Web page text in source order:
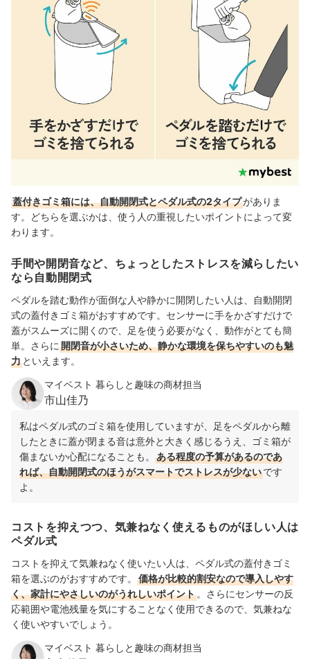
蓋付きゴミ箱には、自動開閉式とペダル式の2タイプがありま
す。どちらを選ぶかは、使う人の重視したいポイントによって変
わります。
手間や開閉音など、ちょっとしたストレスを減らしたい
なら自動開閉式
ペダルを踏む動作が面倒な人や静かに開閉したい人は、自動開閉
式の蓋付きゴミ箱がおすすめです。センサーに手をかざすだけで
蓋がスムーズに開くので、足を使う必要がなく、動作がとても簡
単。さらに 開閉音が小さいため、静かな環境を保ちやすいのも魅
力 といえます。
マイベスト 暮らしと趣味の商材担当
市山佳乃
私はペダル式のゴミ箱を使用していますが、足をペダルから離
したときに蓋が閉まる音は意外と大きく感じるうえ、ゴミ箱が
傷まないか心配になることも。
ある程度の予算があるのであ
れば、自動開閉式のほうがスマートでストレスが少ないです
よ。
コストを抑えつつ、気兼ねなく使えるものがほしい人は
ペダル式
コストを抑えて気兼ねなく使いたい人は、ペダル式の蓋付きゴミ
箱を選ぶのがおすすめです。
価格が比較的割安なので導入しやす
く、家計にやさしいのがうれしいポイント 。さらにセンサーの反
応範囲や電池残量を気にすることなく使用できるので、気兼ねな
く使いやすいでしょう。
マイベスト 暮らしと趣味の商材担当